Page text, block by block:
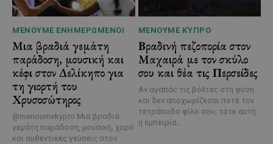
ΜΈΝΟΥΜΕ ΕΝΗΜΕΡΩΜΈΝΟΙ
Μια βραδιά γεμάτη
παράδοση, μουσική και
κέφι στον Δελίκηπο για
τη γιορτή του
Χρυσοσώτηρος
@menoumekypro Μια βραδιά
γεμάτη παράδοση, μουσική, χορό
και αυθεντικές γεύσεις στον
ΜΈΝΟΥΜΕ ΚΎΠΡΟ
Βραδινή πεζοπορία στον
Μαχαιρά με τον σκύλο
σου και θέα τις Περσείδες
Αν αγαπάς τις βόλτες στη φύση
και δεν αποχωρίζεσαι ποτέ τον
τετράποδο φίλο σου, τότε αυτή
η εμπειρία...